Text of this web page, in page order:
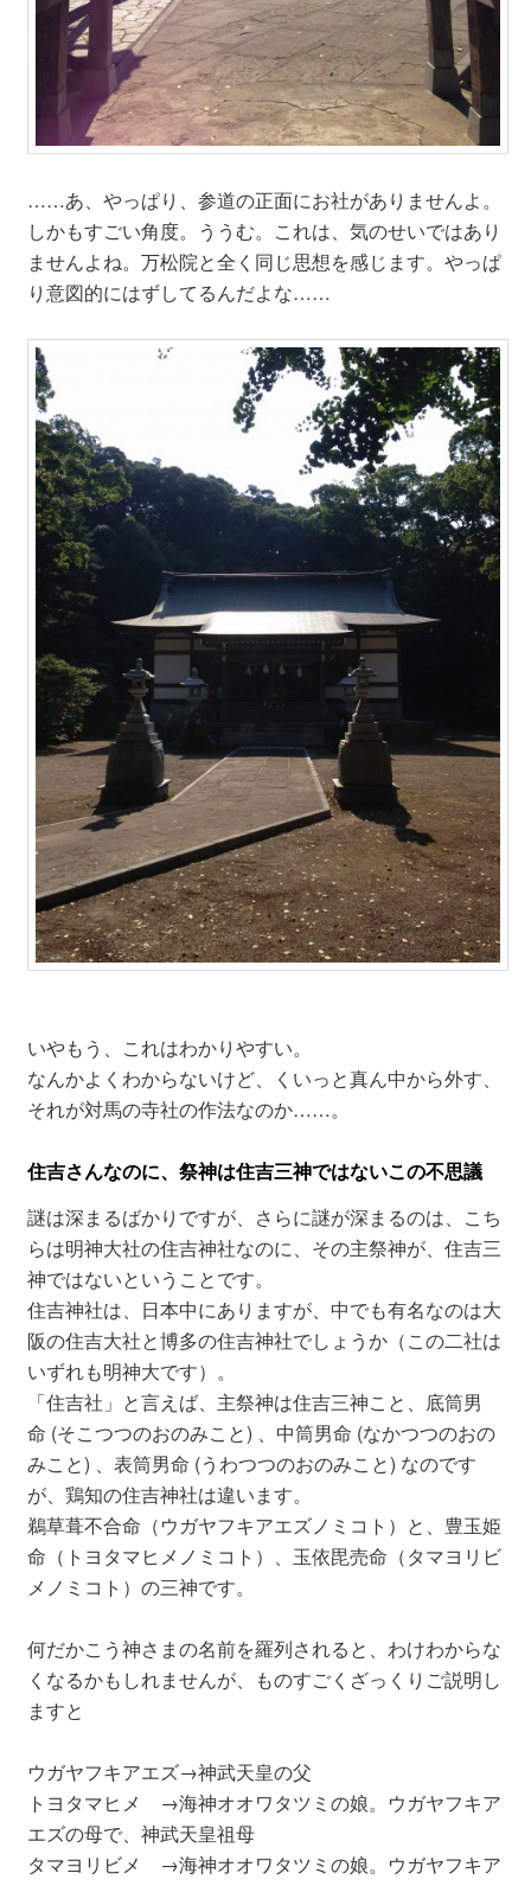
……あ、やっぱり、参道の正面にお社がありませんよ。
しかもすごい角度。ううむ。これは、気のせいではあり
ませんよね。万松院と全く同じ思想を感じます。やっぱ
り意図的にはずしてるんだよな……
いやもう、これはわかりやすい。
なんかよくわからないけど、くいっと真ん中から外す、
それが対馬の寺社の作法なのか……。
住吉さんなのに、祭神は住吉三神ではないこの不思議
謎は深まるばかりですが、さらに謎が深まるのは、こち
らは明神大社の住吉神社なのに、その主祭神が、住吉三
神ではないということです。
住吉神社は、日本中にありますが、中でも有名なのは大
阪の住吉大社と博多の住吉神社でしょうか（この二社は
いずれも明神大です）。
「住吉社」と言えば、主祭神は住吉三神こと、底筒男
命 (そこつつのおのみこと) 、中筒男命 (なかつつのおの
みこと) 、表筒男命 (うわつつのおのみこと) なのです
が、鶏知の住吉神社は違います。
鵜草葺不合命（ウガヤフキアエズノミコト）と、豊玉姫
命（トヨタマヒメノミコト）、玉依毘売命（タマヨリビ
メノミコト）の三神です。
何だかこう神さまの名前を羅列されると、わけわからな
くなるかもしれませんが、ものすごくざっくりご説明し
ますと
ウガヤフキアエズ→神武天皇の父
トヨタマヒメ →海神オオワタツミの娘。ウガヤフキア
エズの母で、神武天皇祖母
タマヨリビメ →海神オオワタツミの娘。ウガヤフキア